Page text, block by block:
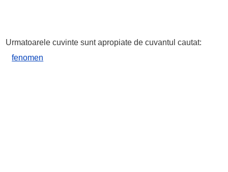
Urmatoarele cuvinte sunt apropiate de cuvantul cautat:
fenomen